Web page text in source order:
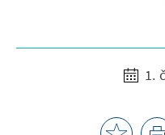
1.